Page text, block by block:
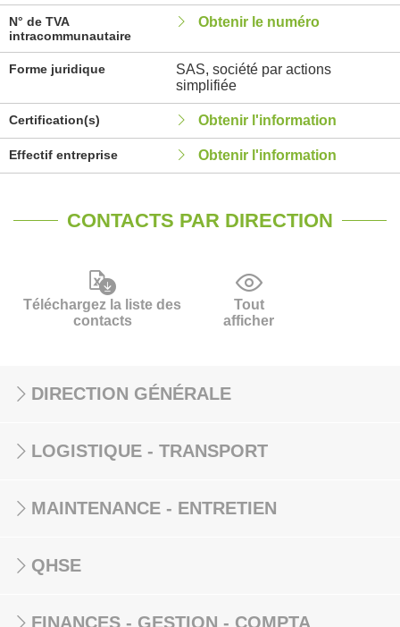
N° de TVA
intracommunautaire
Obtenir le numéro
Forme juridique
SAS, société par actions
simplifiée
Certification(s) Obtenir l'information
Effectif entreprise Obtenir l'information
CONTACTS PAR DIRECTION
Téléchargez la liste des
contacts
Tout
afficher
DIRECTION GÉNÉRALE
LOGISTIQUE - TRANSPORT
MAINTENANCE - ENTRETIEN
QHSE
FINANCES - GESTION - COMPTA